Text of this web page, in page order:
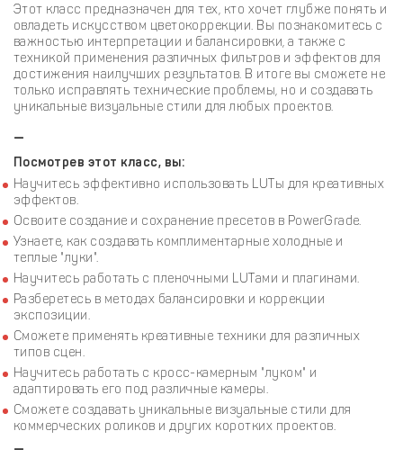
Этот класс предназначен для тех, кто хочет глубже понять и
овладеть искусством цветокоррекции. Вы познакомитесь с
важностью интерпретации и балансировки, а также с
техникой применения различных фильтров и эффектов для
достижения наилучших результатов. В итоге вы сможете не
только исправлять технические проблемы, но и создавать
уникальные визуальные стили для любых проектов.
—
Посмотрев этот класс, вы:
Научитесь эффективно использовать LUTы для креативных
эффектов.
Освоите создание и сохранение пресетов в PowerGrade.
Узнаете, как создавать комплиментарные холодные и
теплые "луки".
Научитесь работать с пленочными LUTами и плагинами.
Разберетесь в методах балансировки и коррекции
экспозиции.
Сможете применять креативные техники для различных
типов сцен.
Научитесь работать с кросс-камерным "луком" и
адаптировать его под различные камеры.
Сможете создавать уникальные визуальные стили для
коммерческих роликов и других коротких проектов.
—